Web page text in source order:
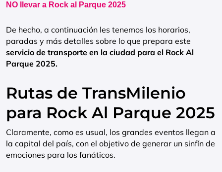
NO llevar a Rock al Parque 2025
De hecho, a continuación les tenemos los horarios,
paradas y más detalles sobre lo que prepara este
servicio de transporte en la ciudad para el Rock Al
Parque 2025.
Rutas de TransMilenio
para Rock Al Parque 2025
Claramente, como es usual, los grandes eventos llegan a
la capital del país, con el objetivo de generar un sinfín de
emociones para los fanáticos.